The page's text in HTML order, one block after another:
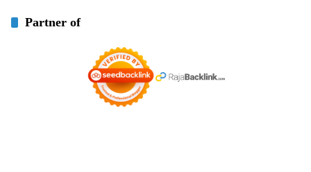
Partner of